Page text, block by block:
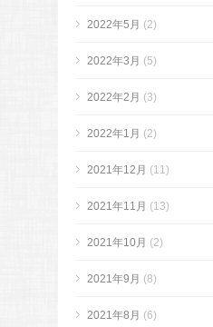
2022年5月 (2)
2022年3月 (5)
2022年2月 (3)
2022年1月 (2)
2021年12月 (11)
2021年11月 (13)
2021年10月 (2)
2021年9月 (8)
2021年8月 (6)